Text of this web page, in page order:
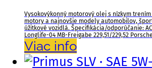
Vysokovýkonný motorový olej s nízkym
motory a najnovšie modely automobilov,
úžitkové vozidlá. Špecifikácia/odporúčanie:
Longlife-04 MB-Freigabe 229,51/229,52
Viac info